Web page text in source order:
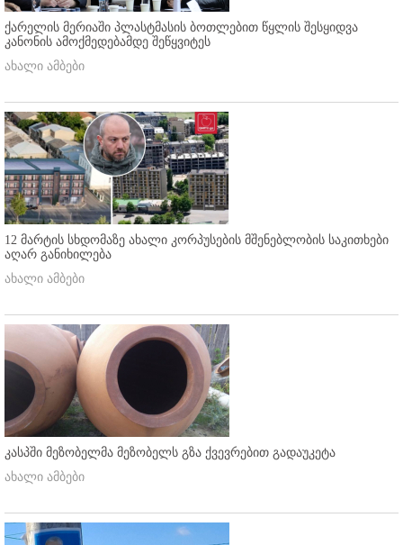
ქარელის მერიაში პლასტმასის ბოთლებით წყლის შესყიდვა
კანონის ამოქმედებამდე შეწყვიტეს
ახალი ამბები
12 მარტის სხდომაზე ახალი კორპუსების მშენებლობის საკითხები
აღარ განიხილება
ახალი ამბები
კასპში მეზობელმა მეზობელს გზა ქვევრებით გადაუკეტა
ახალი ამბები